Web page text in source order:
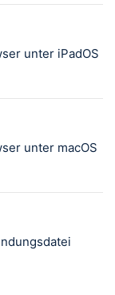
unter iPadOS
unter macOS